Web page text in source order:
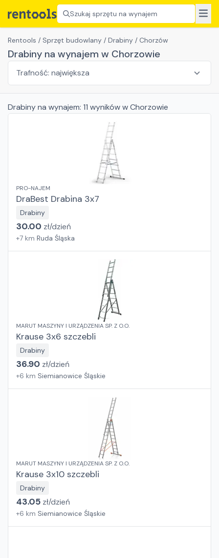
Szukaj sprzętu na wynajem
Rentools / Sprzęt budowlany / Drabiny / Chorzów
Drabiny na wynajem w Chorzowie
Drabinyna wynajem: 11 wynikóww Chorzowie
PRO-NAJEM
DraBest Drabina 3x7
Drabiny
30.00 zł/dzień
+7 km Ruda Śląska
MARUT MASZYNY I URZĄDZENIA SP. Z O.O.
Krause 3x6 szczebli
Drabiny
36.90 zł/dzień
+6 km Siemianowice Śląskie
MARUT MASZYNY I URZĄDZENIA SP. Z O.O.
Krause 3x10 szczebli
Drabiny
43.05 zł/dzień
+6 km Siemianowice Śląskie